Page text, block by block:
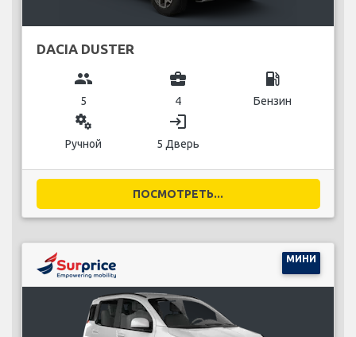
DACIA DUSTER
group
5
business_center
4
local_gas_station
Бензин
miscellaneous_services
Ручной
login
5 Дверь
ПОСМОТРЕТЬ...
МИНИ